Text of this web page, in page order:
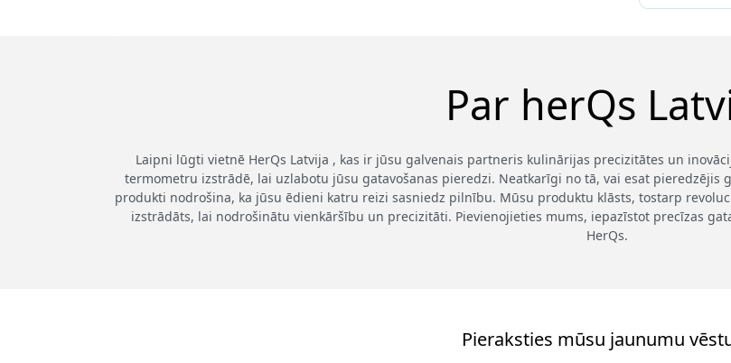
Par herQs
Laipni lūgti vietnē HerQs Latvija , kas ir jūsu galvenais partneris kulinārijas precizitātes un
termometru izstrādē, lai uzlabotu jūsu gatavošanas pieredzi. Neatkarīgi no tā, vai esat pieredzējis
produkti nodrošina, ka jūsu ēdieni katru reizi sasniedz pilnību. Mūsu produktu klāsts, tostarp
izstrādāts, lai nodrošinātu vienkāršību un precizitāti. Pievienojieties mums, iepazīstot precīzas
HerQs.
Pieraksties mūsu jaunumu